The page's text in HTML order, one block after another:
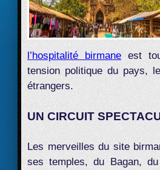
l’hospitalité birmane est
tension politique du pays,
étrangers.
UN CIRCUIT
Les merveilles du site
ses temples, du Bagan,